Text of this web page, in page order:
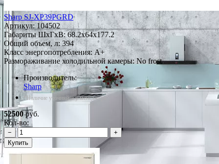
Sharp SJ-XP39PGRD
Артикул:104502
Габариты ШxГxВ: 68.2x64x177.2
Общий объем, л: 394
Класс энергопотребления: A+
Размораживание холодильной камеры: No frost
Производитель:
Sharp
*Наличие уточняйте у менеджера
52500руб.
Кол-во:
−
+
Купить